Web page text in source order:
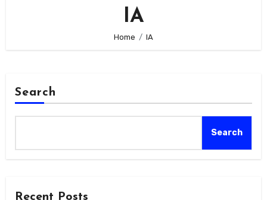
IA
Home IA
Search
Search
Recent Posts